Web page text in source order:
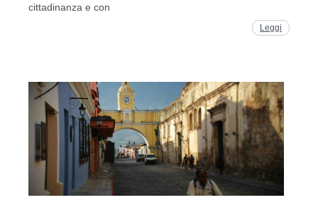
cittadinanza e con
Leggi